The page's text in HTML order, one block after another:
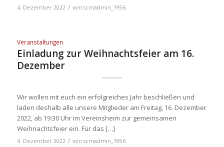
4. Dezember 2022 / von scmadmin_1956
Veranstaltungen
Einladung zur Weihnachtsfeier am 16.
Dezember
Wir wollen mit euch ein erfolgreiches Jahr beschließen und
laden deshalb alle unsere Mitglieder am Freitag, 16. Dezember
2022, ab 19:30 Uhr im Vereinsheim zur gemeinsamen
Weihnachtsfeier ein. Für das […]
4. Dezember 2022 / von scmadmin_1956